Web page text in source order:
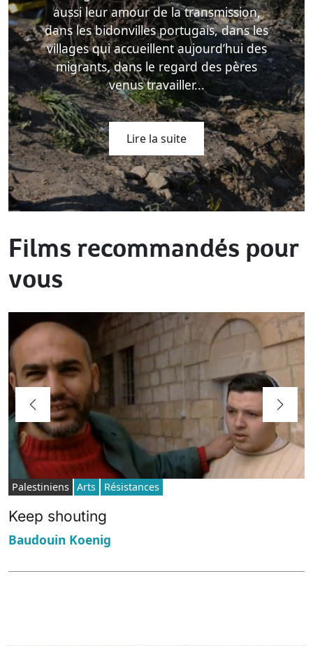
aussi leur amour de la transmission,
dans les bidonvilles portugais, dans les
villages qui accueillent aujourd’hui des
migrants, dans le regard des pères
venus travailler...
Lire la suite
Films recommandés pour
vous
Palestiniens Arts Résistances
Keep shouting
Baudouin Koenig